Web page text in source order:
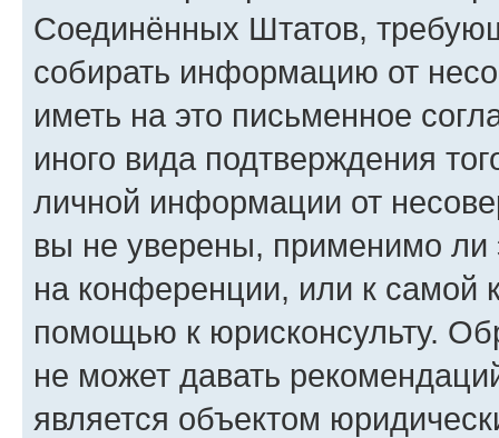
Соединённых Штатов,
собирать информацию от
иметь на это письменное
иного вида подтверждения
личной информации от
вы не уверены, применимо ли
на конференции, или к самой
помощью к юрисконсульту.
не может давать
является объектом